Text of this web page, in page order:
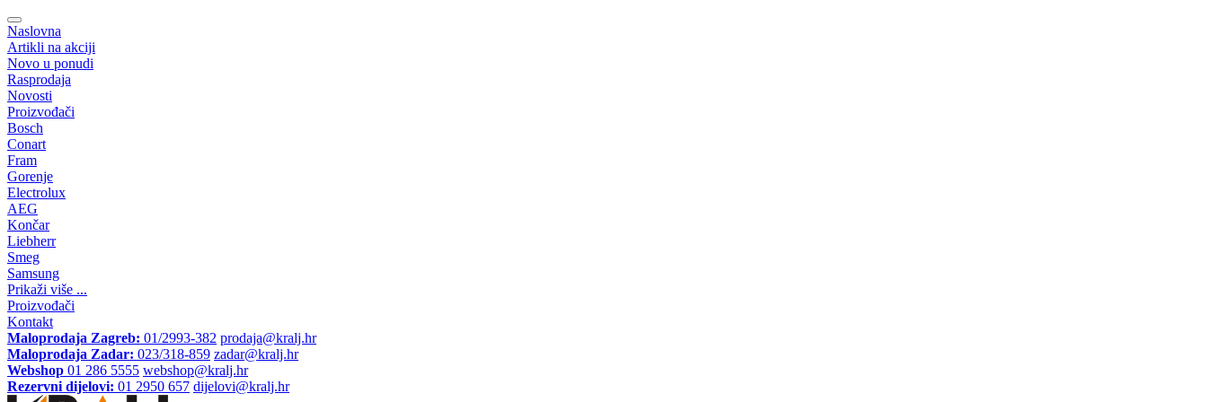
Naslovna
Artikli na akciji
Novo u ponudi
Rasprodaja
Novosti
Proizvođači
Bosch
Conart
Fram
Gorenje
Electrolux
AEG
Končar
Liebherr
Smeg
Samsung
Prikaži više ...
Proizvođači
Kontakt
Maloprodaja Zagreb: 01/2993-382 prodaja@kralj.hr
Maloprodaja Zadar: 023/318-859 zadar@kralj.hr
Webshop 01 286 5555 webshop@kralj.hr
Rezervni dijelovi: 01 2950 657 dijelovi@kralj.hr